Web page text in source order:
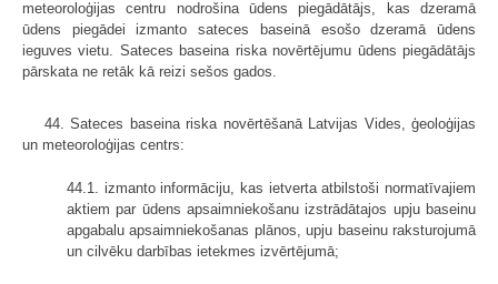
meteoroloģijas centru nodrošina ūdens piegādātājs, kas dzeramā
ūdens piegādei izmanto sateces baseinā esošo dzeramā ūdens
ieguves vietu. Sateces baseina riska novērtējumu ūdens piegādātājs
pārskata ne retāk kā reizi sešos gados.
44. Sateces baseina riska novērtēšanā Latvijas Vides, ģeoloģijas
un meteoroloģijas centrs:
44.1. izmanto informāciju, kas ietverta atbilstoši normatīvajiem
aktiem par ūdens apsaimniekošanu izstrādātajos upju baseinu
apgabalu apsaimniekošanas plānos, upju baseinu raksturojumā
un cilvēku darbības ietekmes izvērtējumā;